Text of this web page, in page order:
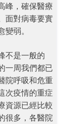
峰，確保醫療
面對病毒要實
弱。
不是一般的
一周我們都已
院呼吸和危重
次疫情的重症
資源已經比較
很多，各醫院